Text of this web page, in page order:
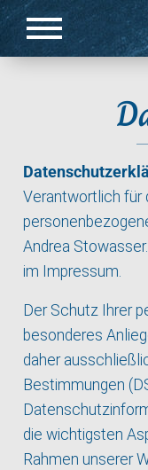
Verantwortlich für
Andrea
im Impressum.
Der Schutz Ihrer
besonderes
daher
Bestimmungen
die wichtigsten
Rahmen unserer